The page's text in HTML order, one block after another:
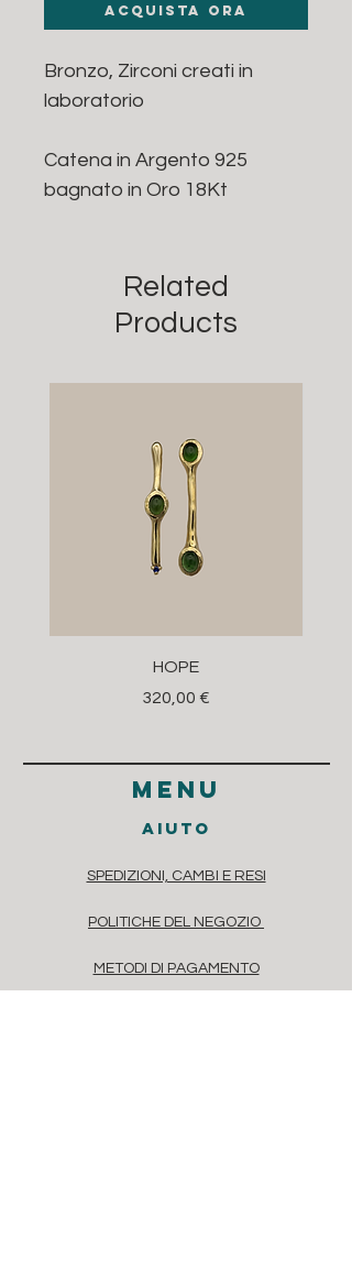
Acquista ora
Bronzo, Zirconi creati in
laboratorio
Catena in Argento 925
bagnato in Oro 18Kt
Related
Products
HOPE
Prezzo
320,00 €
menu
aiuto
SPEDIZIONI, CAMBI E RESI
POLITICHE DEL NEGOZIO
METODI DI PAGAMENTO